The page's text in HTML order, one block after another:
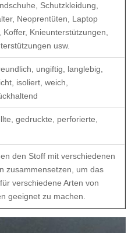
Schutzkleidung,
Neoprentüten, Laptop
Koffer, Knieunterstützungen,
usw.
ungiftig, langlebig,
isoliert, weich,
gedruckte, perforierte,
den Stoff mit verschiedenen
zusammensetzen, um das
verschiedene Arten von
geeignet zu machen.